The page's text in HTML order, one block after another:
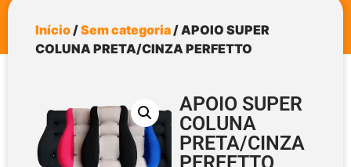
Início/Sem categoria/ APOIO SUPER
COLUNA PRETA/CINZA PERFETTO
APOIO SUPER
COLUNA
PRETA/CINZA